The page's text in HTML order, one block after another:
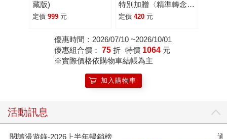
藏版)
定價 999 元
特別加贈〈精準轉念‧
覺察日記本〉】：AI時
財的人也能財務自由
定價 420 元
優惠時間：2026/07/10 ~2026/10/01
優惠組合價： 75 折 特價 1064 元
※實際價格依購物車結帳為主
加入購物車
活動訊息
通靈藥師的處方箋